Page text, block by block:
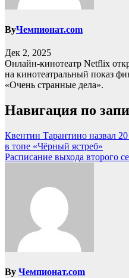
ByЧемпионат.com
Дек 2, 2025
Онлайн-кинотеатр Netflix
на кинотеатральный показ
«Очень странные дела».
Навигация по
Квентин Тарантино назвал
в топе «Чёрный ястреб»
Расписание выхода второго
By Чемпионат.com